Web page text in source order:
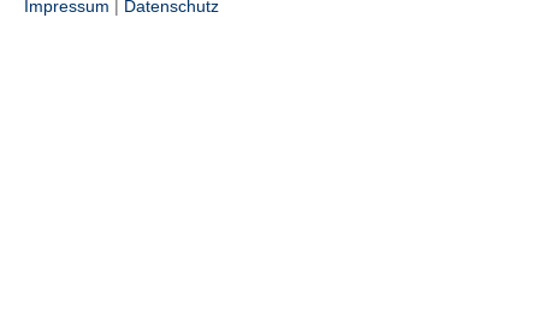
Impressum | Datenschutz